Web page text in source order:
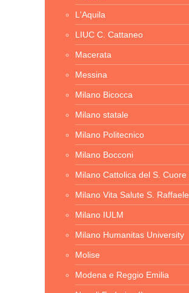
L'Aquila
LIUC C. Cattaneo
Macerata
Messina
Milano Bicocca
Milano statale
Milano Politecnico
Milano Bocconi
Milano Cattolica del S. Cuore
Milano Vita Salute S. Raffaele
Milano IULM
Milano Humanitas University
Molise
Modena e Reggio Emilia